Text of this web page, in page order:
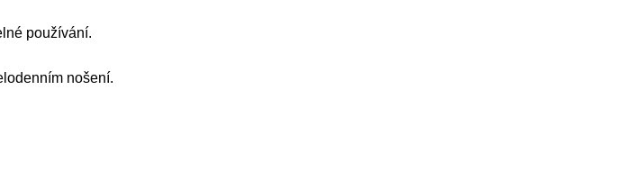
používání.
nošení.